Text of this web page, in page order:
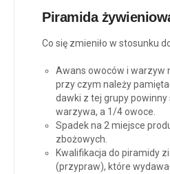
Piramida
Co się zmieniło w stosunku
Awans owoców i warzyw
przy czym należy
dawki z tej grupy
warzywa, a 1/4 owoce.
Spadek na 2 miejsce
zbożowych.
Kwalifikacja do piramidy
(przypraw), które